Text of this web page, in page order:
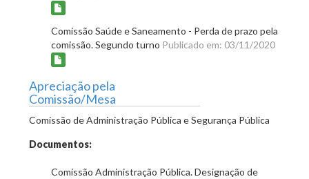
Comissão Saúde e Saneamento - Perda de prazo pela
comissão. Segundo turno Publicado em: 03/11/2020
Apreciação pela
Comissão/Mesa
Comissão de Administração Pública e Segurança Pública
Documentos:
Comissão Administração Pública. Designação de